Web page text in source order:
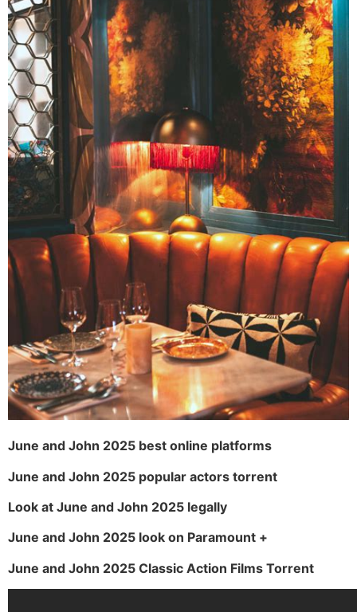
June and John 2025 best online platforms
June and John 2025 popular actors torrent
Look at June and John 2025 legally
June and John 2025 look on Paramount +
June and John 2025 Classic Action Films Torrent